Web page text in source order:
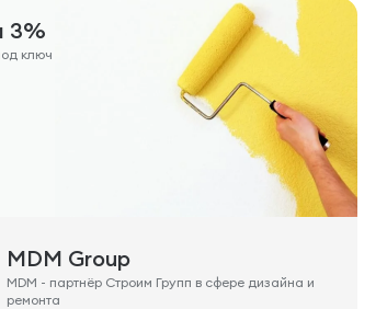
3%
ключ
MDM Group
MDM - партнёр Строим Групп в сфере дизайна и
ремонта